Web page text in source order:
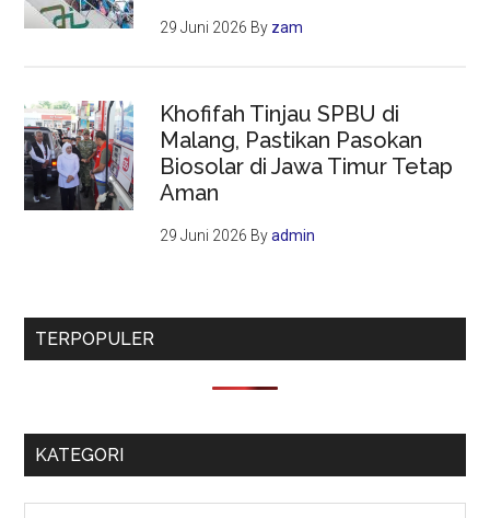
29 Juni 2026 By zam
Khofifah Tinjau SPBU di
Malang, Pastikan Pasokan
Biosolar di Jawa Timur Tetap
Aman
29 Juni 2026 Byadmin
TERPOPULER
KATEGORI